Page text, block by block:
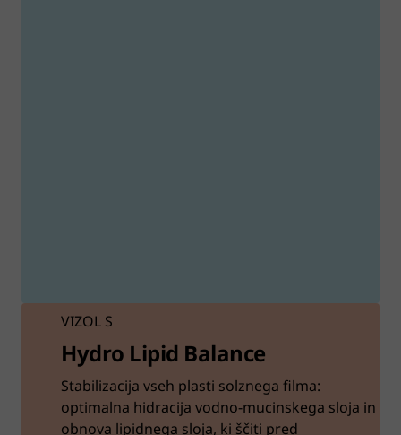
VIZOL S
Hydro Lipid Balance
Stabilizacija vseh plasti solznega filma:
optimalna hidracija vodno-mucinskega sloja in
obnova lipidnega sloja, ki ščiti pred